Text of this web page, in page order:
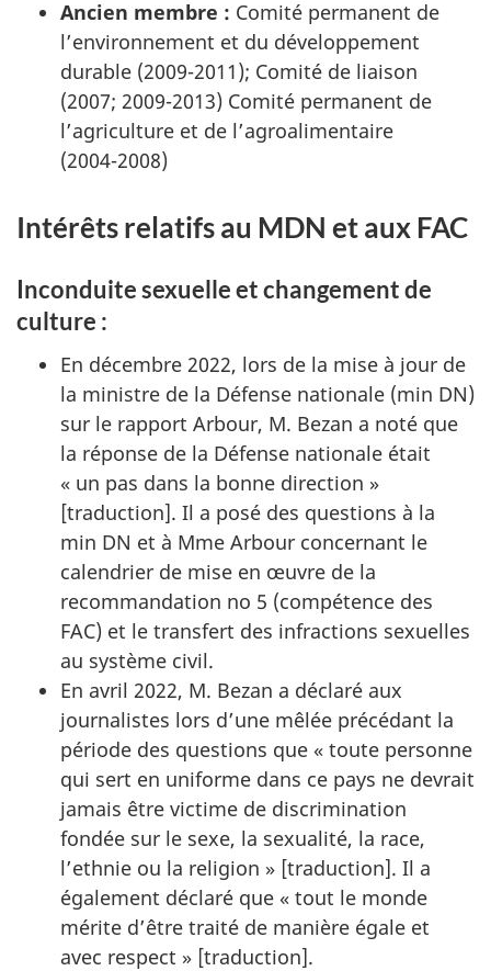
Ancien membre : Comité permanent de
l’environnement et du développement
durable (2009-2011); Comité de liaison
(2007; 2009-2013) Comité permanent de
l’agriculture et de l’agroalimentaire
(2004-2008)
Intérêts relatifs au MDN et aux FAC
Inconduite sexuelle et changement de
culture :
En décembre 2022, lors de la mise à jour de
la ministre de la Défense nationale (min DN)
sur le rapport Arbour, M. Bezan a noté que
la réponse de la Défense nationale était
« un pas dans la bonne direction »
[traduction]. Il a posé des questions à la
min DN et à Mme Arbour concernant le
calendrier de mise en œuvre de la
recommandation no 5 (compétence des
FAC) et le transfert des infractions sexuelles
au système civil.
En avril 2022, M. Bezan a déclaré aux
journalistes lors d’une mêlée précédant la
période des questions que « toute personne
qui sert en uniforme dans ce pays ne devrait
jamais être victime de discrimination
fondée sur le sexe, la sexualité, la race,
l’ethnie ou la religion » [traduction]. Il a
également déclaré que « tout le monde
mérite d’être traité de manière égale et
avec respect » [traduction].